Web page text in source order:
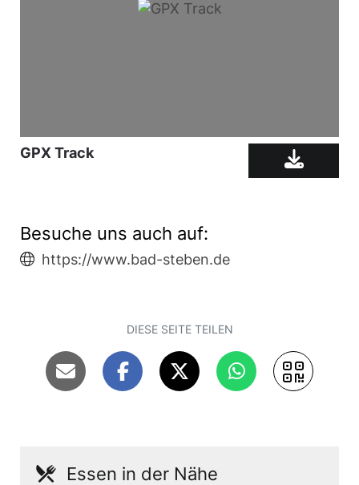
GPX Track
Besuche uns auch auf:
https://www.bad-steben.de
DIESE SEITE TEILEN
Essen in der Nähe